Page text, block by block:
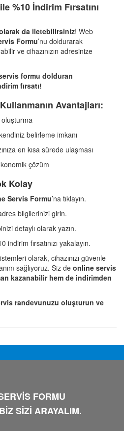
%10 İndirim Fırsatını
da iletebilirsiniz! Web
Formu’nu doldurarak
ve cihazınızın adresinize
formu dolduran
fırsatı!
Avantajları:
oluşturma
belirleme imkanı
en kısa sürede ulaşması
çözüm
Kolay
Servis Formu’na tıklayın.
bilgilerinizi girin.
detaylı olarak yazın.
fırsatınızı yakalayın.
olarak, cihazınızı güvenle
sağlıyoruz. Siz de online servis
kazanabilir hem de indirimden
randevunuzu oluşturun ve
FORMU
SİZİ ARAYALIM.